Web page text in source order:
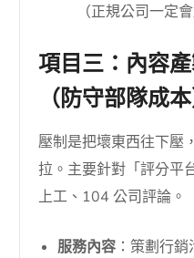
（正規公司一定
項目三：內容
（防守部隊成本
壓制是把壞東西往下壓
拉。主要針對「評分平
上工、104 公司評論。
服務內容 ：策劃行